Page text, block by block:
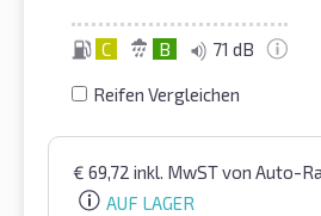
C B 71 dB
Reifen Vergleichen
€ 69,72 inkl. MwSTvon Auto-
AUF LAGER